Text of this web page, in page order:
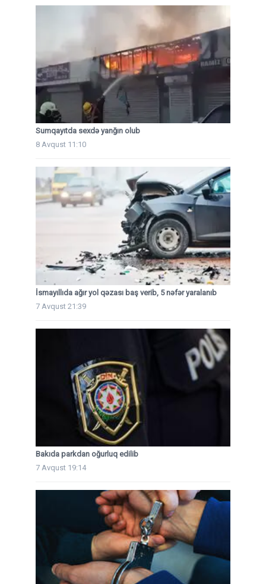
Sumqayıtda sexdə yanğın olub
8 Avqust 11:10
İsmayıllıda ağır yol qəzası baş verib, 5 nəfər yaralanıb
7 Avqust 21:39
Bakıda parkdan oğurluq edilib
7 Avqust 19:14